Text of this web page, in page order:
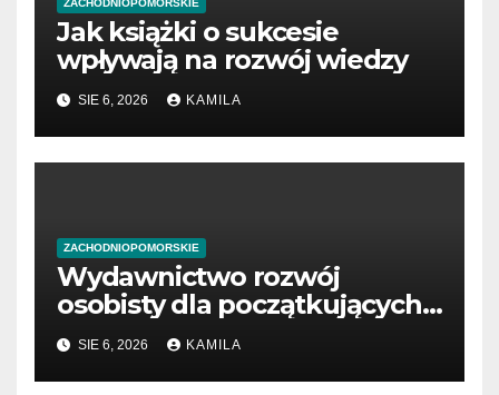
ZACHODNIOPOMORSKIE
Jak książki o sukcesie
wpływają na rozwój wiedzy
SIE 6, 2026 KAMILA
ZACHODNIOPOMORSKIE
Wydawnictwo rozwój
osobisty dla początkujących
przedsiębiorców
SIE 6, 2026 KAMILA